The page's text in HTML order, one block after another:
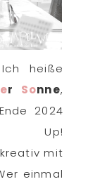
heiße
r Sonne,
2024
Up!
mit
einmal